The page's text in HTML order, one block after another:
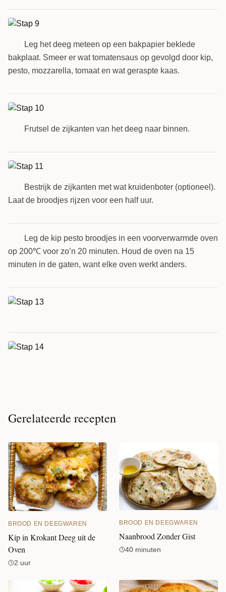
Leg het deeg meteen op een bakpapier beklede
bakplaat. Smeer er wat tomatensaus op gevolgd door kip,
pesto, mozzarella, tomaat en wat geraspte kaas.
Frutsel de zijkanten van het deeg naar binnen.
Bestrijk de zijkanten met wat kruidenboter (optioneel).
Laat de broodjes rijzen voor een half uur.
Leg de kip pesto broodjes in een voorverwarmde oven
op 200℃ voor zo’n 20 minuten. Houd de oven na 15
minuten in de gaten, want elke oven werkt anders.
Gerelateerde recepten
BROOD EN DEEGWAREN
Kip in Krokant Deeg uit de
Oven
2 uur
BROOD EN DEEGWAREN
Naanbrood Zonder Gist
40 minuten